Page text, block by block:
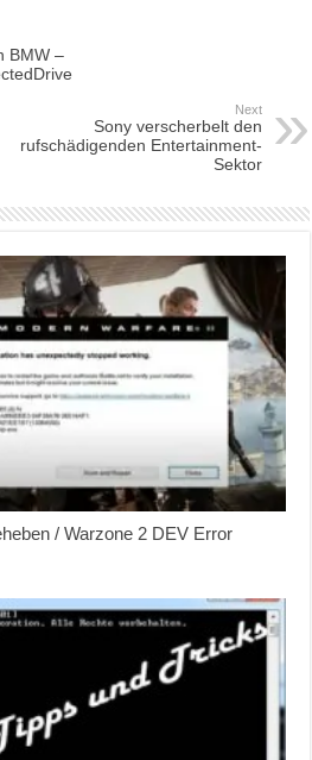
BMW –
Next
Sony verscherbelt den
rufschädigenden Entertainment-
Sektor
/ Warzone 2 DEV Error